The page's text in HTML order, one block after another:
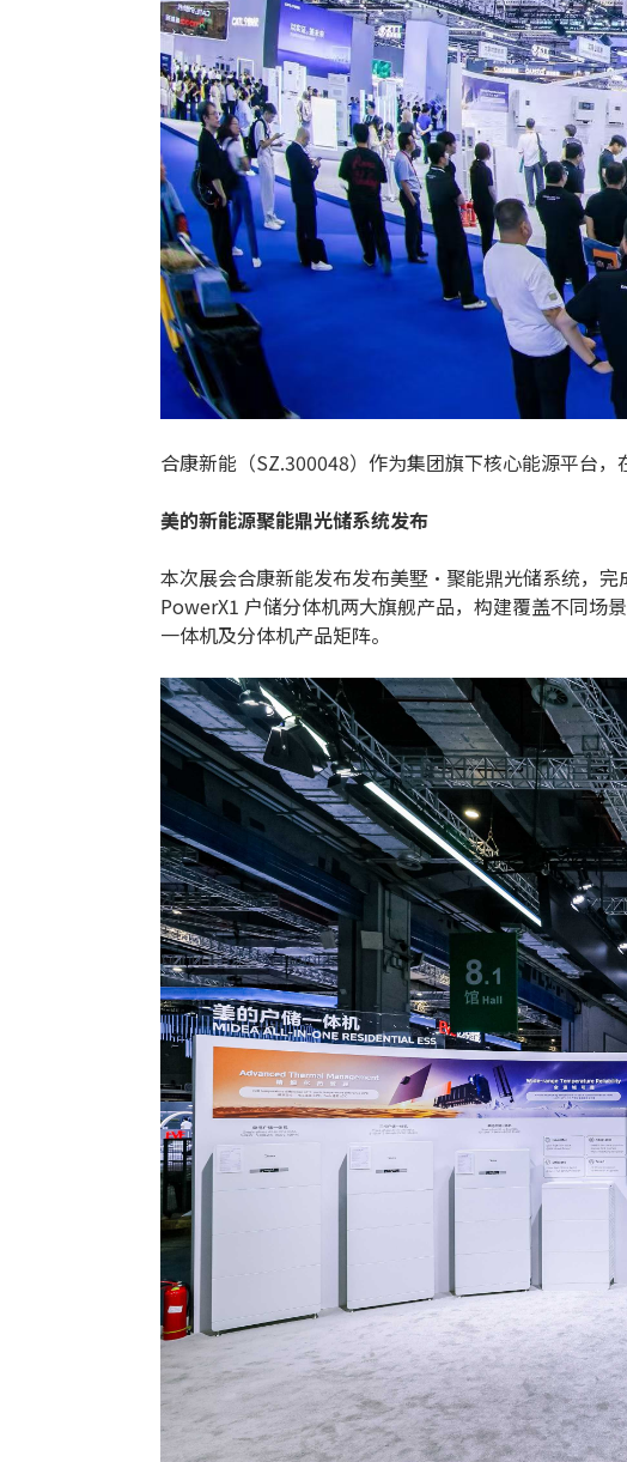
合康新能（SZ.300048）作为集团旗下核心能源平台
美的新能源聚能鼎光储系统发布
本次展会合康新能发布发布美墅·聚能鼎光储系统，
PowerX1 户储分体机两大旗舰产品，构建覆盖不同场
一体机及分体机产品矩阵。